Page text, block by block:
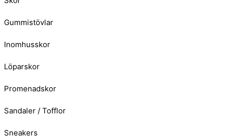
Gummistövlar
Inomhusskor
Löparskor
Promenadskor
Sandaler / Tofflor
Sneakers